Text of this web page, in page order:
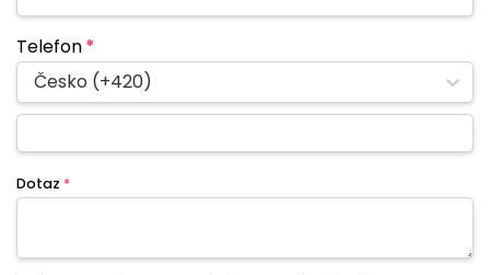
Telefon*
Česko (+420)
Dotaz *